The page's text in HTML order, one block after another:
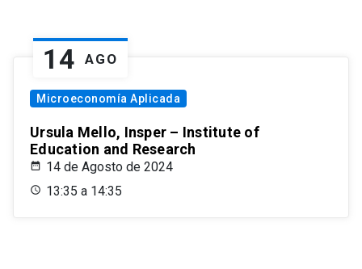
14 AGO
Microeconomía Aplicada
Ursula Mello, Insper – Institute of
Education and Research
14 de Agosto de 2024
13:35 a 14:35